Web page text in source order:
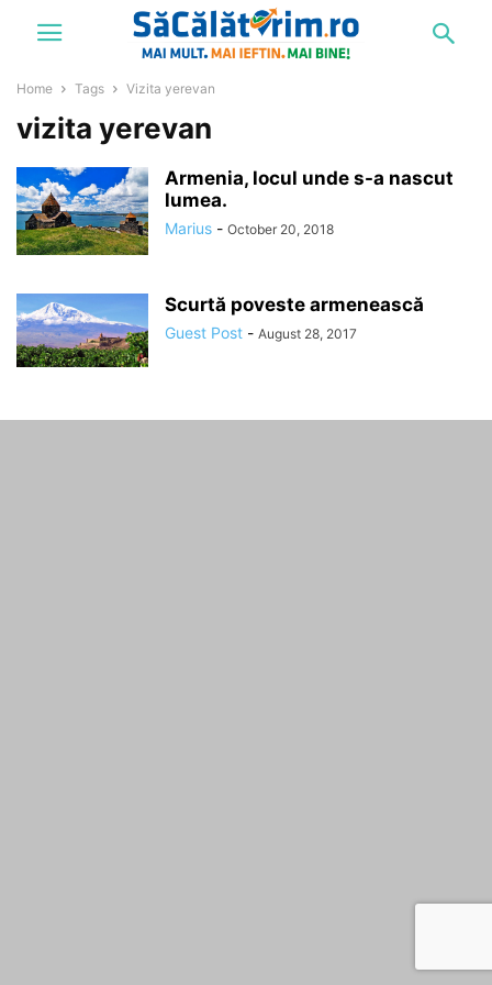
Home Tags Vizita yerevan
vizita yerevan
Armenia, locul unde s-a nascut
lumea.
Marius - October 20, 2018
Scurtă poveste armenească
Guest Post - August 28, 2017